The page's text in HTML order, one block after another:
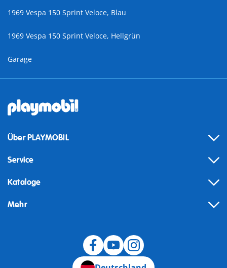
1969 Vespa 150 Sprint Veloce, Blau
1969 Vespa 150 Sprint Veloce, Hellgrün
Garage
Über PLAYMOBIL
Service
Kataloge
Mehr